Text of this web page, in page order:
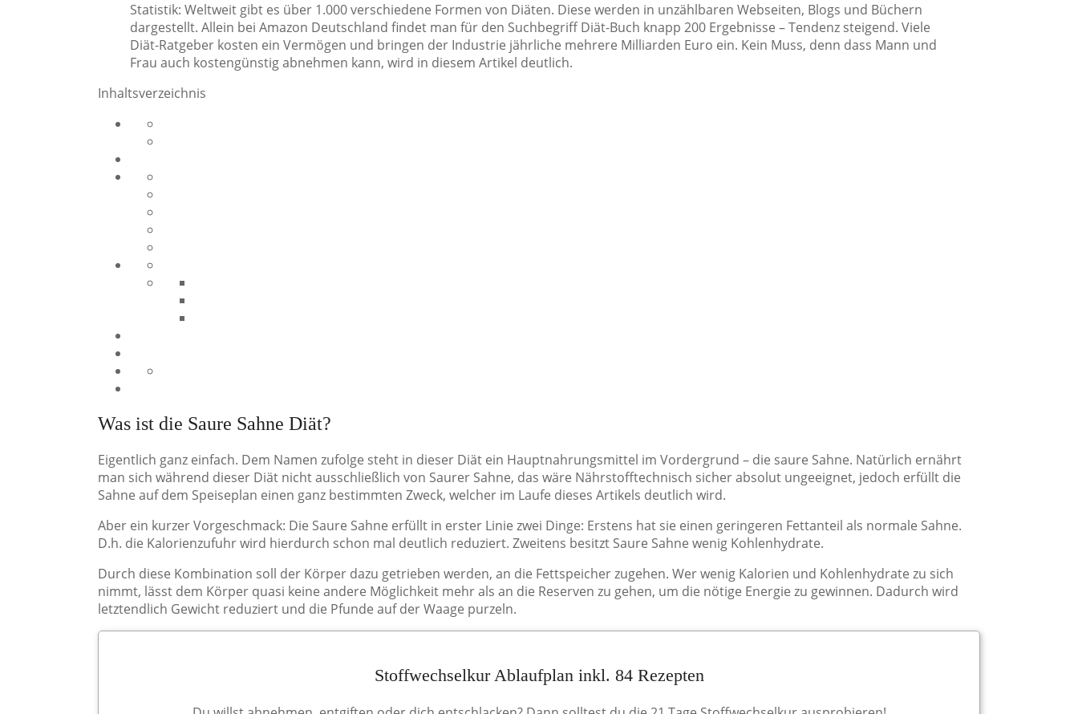
Statistik: Weltweit gibt es über 1.000 verschiedene Formen von Diäten. Diese werden in unzählbaren Webseiten, Blogs und Büchern
dargestellt. Allein bei Amazon Deutschland findet man für den Suchbegriff Diät-Buch knapp 200 Ergebnisse – Tendenz steigend. Viele
Diät-Ratgeber kosten ein Vermögen und bringen der Industrie jährliche mehrere Milliarden Euro ein. Kein Muss, denn dass Mann und
Frau auch kostengünstig abnehmen kann, wird in diesem Artikel deutlich.
Inhaltsverzeichnis
Was ist die Saure Sahne Diät?
Eigentlich ganz einfach. Dem Namen zufolge steht in dieser Diät ein Hauptnahrungsmittel im Vordergrund – die saure Sahne. Natürlich ernährt
man sich während dieser Diät nicht ausschließlich von Saurer Sahne, das wäre Nährstofftechnisch sicher absolut ungeeignet, jedoch erfüllt die
Sahne auf dem Speiseplan einen ganz bestimmten Zweck, welcher im Laufe dieses Artikels deutlich wird.
Aber ein kurzer Vorgeschmack: Die Saure Sahne erfüllt in erster Linie zwei Dinge: Erstens hat sie einen geringeren Fettanteil als normale Sahne.
D.h. die Kalorienzufuhr wird hierdurch schon mal deutlich reduziert. Zweitens besitzt Saure Sahne wenig Kohlenhydrate.
Durch diese Kombination soll der Körper dazu getrieben werden, an die Fettspeicher zugehen. Wer wenig Kalorien und Kohlenhydrate zu sich
nimmt, lässt dem Körper quasi keine andere Möglichkeit mehr als an die Reserven zu gehen, um die nötige Energie zu gewinnen. Dadurch wird
letztendlich Gewicht reduziert und die Pfunde auf der Waage purzeln.
Stoffwechselkur Ablaufplan inkl. 84 Rezepten